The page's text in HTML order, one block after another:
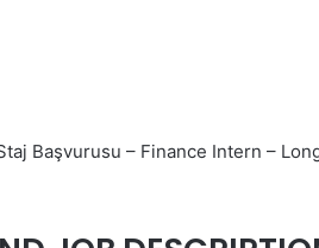
Başvurusu – Finance Intern –